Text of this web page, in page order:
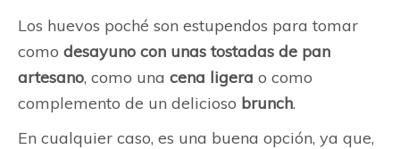
Los huevos poché son estupendos para tomar
como desayuno con unas tostadas de pan
artesano, como una cena ligera o como
complemento de un delicioso brunch.
En cualquier caso, es una buena opción, ya que,